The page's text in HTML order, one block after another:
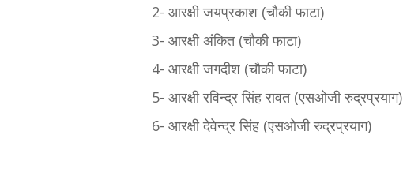
2- आरक्षी जयप्रकाश (चौकी फाटा)
3- ​आरक्षी अंकित (चौकी फाटा)
4- ​आरक्षी जगदीश (चौकी फाटा)
5- ​आरक्षी रविन्द्र सिंह रावत (एसओजी रुद्रप्रयाग)
6- ​आरक्षी देवेन्द्र सिंह (एसओजी रुद्रप्रयाग)